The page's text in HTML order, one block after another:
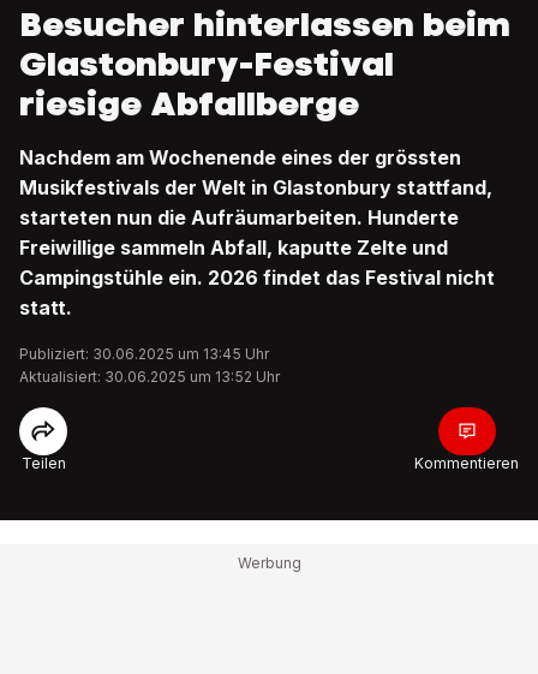
Besucher hinterlassen beim
Glastonbury-Festival
riesige Abfallberge
Nachdem am Wochenende eines der grössten
Musikfestivals der Welt in Glastonbury stattfand,
starteten nun die Aufräumarbeiten. Hunderte
Freiwillige sammeln Abfall, kaputte Zelte und
Campingstühle ein. 2026 findet das Festival nicht
statt.
Publiziert: 30.06.2025 um 13:45 Uhr
Aktualisiert: 30.06.2025 um 13:52 Uhr
Teilen Kommentieren